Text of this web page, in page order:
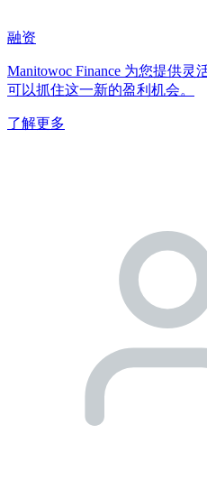
融资
Manitowoc Finance 为您提供
可以抓住这一新的盈利机会。
了解更多